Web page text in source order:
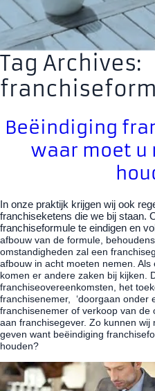
Tag Archives:
Beëindiging
waar moet u
In onze praktijk krijgen wij ook
franchiseketens die we bij staan.
franchiseformule te eindigen en
afbouw van de formule,
omstandigheden zal een
afbouw in acht moeten nemen.
komen er andere zaken bij kijken.
franchiseovereenkomsten, het
franchisenemer, ‘doorgaan onder
franchisenemer of verkoop van
aan franchisegever. Zo kunnen
geven want beëindiging
houden?